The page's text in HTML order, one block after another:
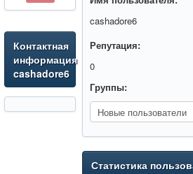
Контактная
информация
cashadore6
cashadore6
Репутация:
0
Группы:
Статистика